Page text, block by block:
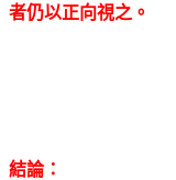
者仍以正向視之。
結論：